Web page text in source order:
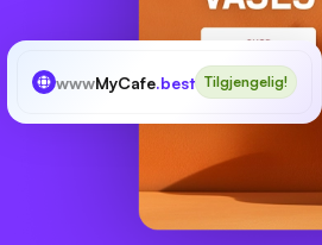
wwwMyCafe.best Tilgjengelig!